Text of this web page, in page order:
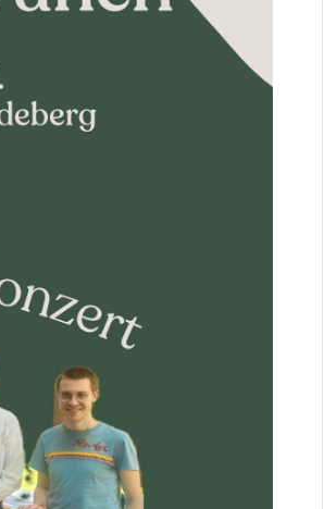
und Mitgliedschaften
Datenschutzerklärung